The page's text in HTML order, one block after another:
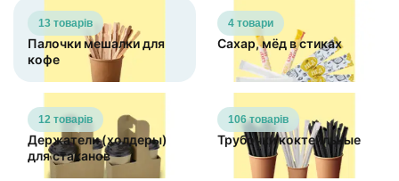
13 товарів
Палочки мешалки для
кофе
4 товари
Сахар, мёд в стиках
12 товарів
Держатели (холдеры)
для стаканов
106 товарів
Трубочки коктейльные